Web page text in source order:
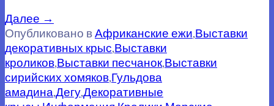
Далее →
Опубликовано вАфриканские ежи,Выставки
декоративных крыс,Выставки
кроликов,Выставки песчанок,Выставки
сирийских хомяков,Гульдова
амадина,Дегу,Декоративные